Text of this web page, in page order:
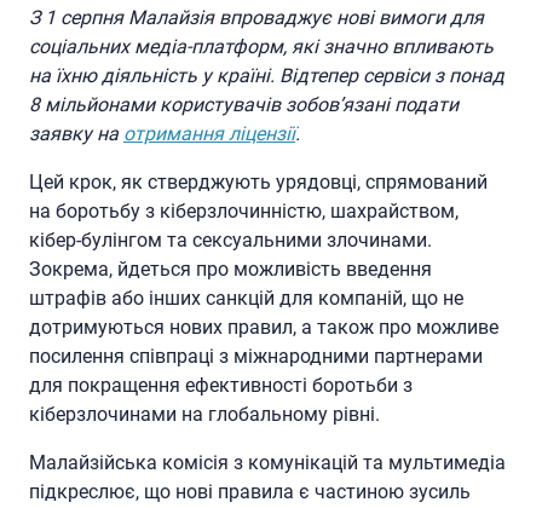
З 1 серпня Малайзія впроваджує нові вимоги для
соціальних медіа-платформ, які значно впливають
на їхню діяльність у країні. Відтепер сервіси з понад
8 мільйонами користувачів зобов’язані подати
заявку на отримання ліцензії.
Цей крок, як стверджують урядовці, спрямований
на боротьбу з кіберзлочинністю, шахрайством,
кібер-булінгом та сексуальними злочинами.
Зокрема, йдеться про можливість введення
штрафів або інших санкцій для компаній, що не
дотримуються нових правил, а також про можливе
посилення співпраці з міжнародними партнерами
для покращення ефективності боротьби з
кіберзлочинами на глобальному рівні.
Малайзійська комісія з комунікацій та мультимедіа
підкреслює, що нові правила є частиною зусиль